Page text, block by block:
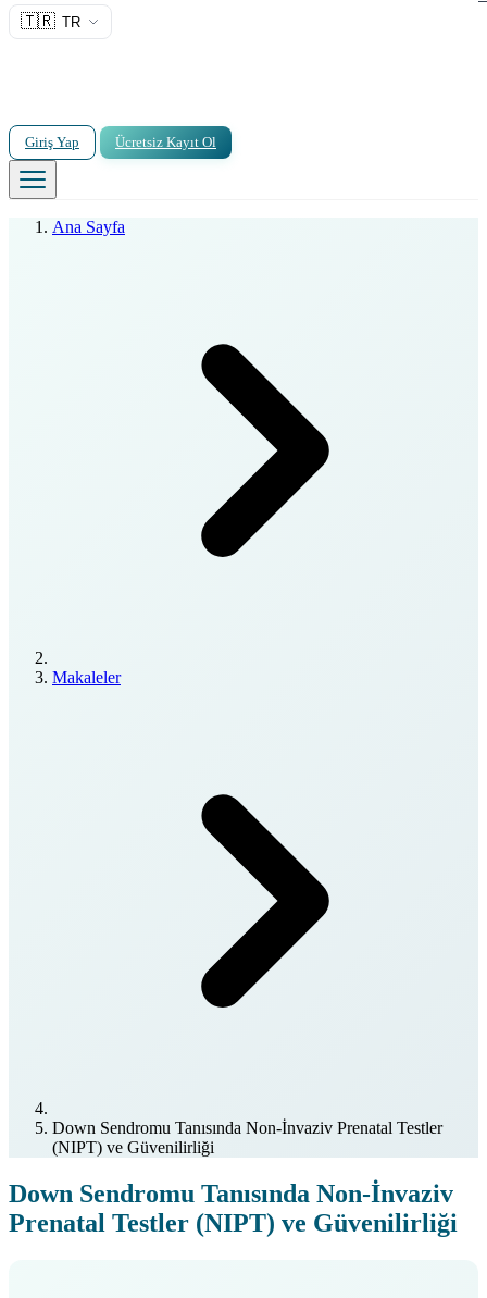
🇹🇷 TR
Giriş Yap Ücretsiz Kayıt Ol
Ana Sayfa
Makaleler
Down Sendromu Tanısında Non-İnvaziv Prenatal Testler
(NIPT) ve Güvenilirliği
Down Sendromu Tanısında Non-İnvaziv
Prenatal Testler (NIPT) ve Güvenilirliği